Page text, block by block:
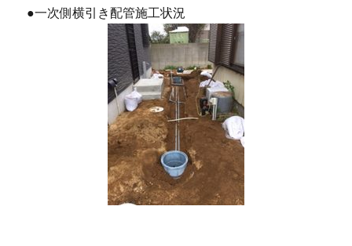
●一次側横引き配管施工状況